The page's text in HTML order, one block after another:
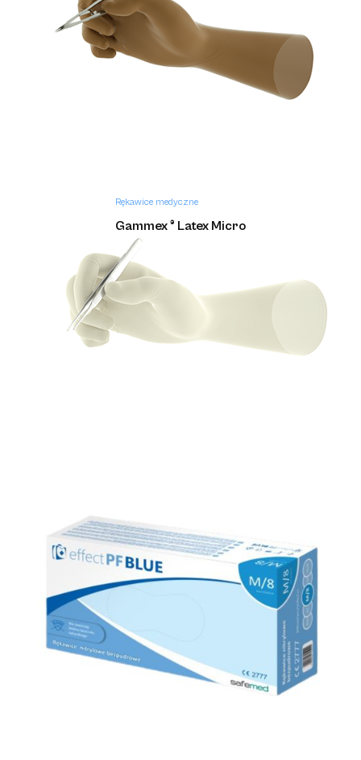
Rękawice medyczne
Gammex ® Latex Micro